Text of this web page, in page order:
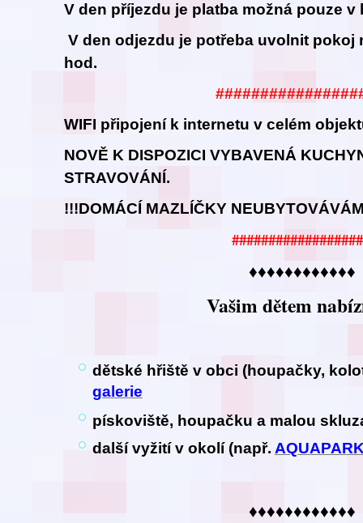
V den příjezdu je platba možná pouze v
V den odjezdu je potřeba uvolnit pokoj
hod.
WIFI připojení k internetu v celém
NOVĚ K DISPOZICI VYBAVENÁ
STRAVOVÁNÍ.
!!!DOMÁCÍ MAZLÍČKY
♦♦♦♦♦♦♦♦♦♦♦♦
Vašim dětem
dětské hřiště v obci (houpačky,
galerie
pískoviště, houpačku a malou
další vyžití v okolí (např.
♦♦♦♦♦♦♦♦♦♦♦♦